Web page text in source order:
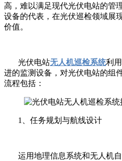
高，难以满足现代光伏电站的管
设备的代表，在光伏巡检领域展
价值。
光伏电站无人机巡检系统利
进的监测设备，对光伏电站的组
流程包括：
1、任务规划与航线设计
运用地理信息系统和无人机自